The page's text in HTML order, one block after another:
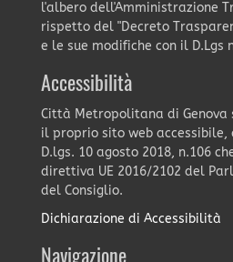
l'albero dell'Amministrazione
rispetto del "Decreto
e le sue modifiche con il D.Lgs
Accessibilità
Città Metropolitana di Genova
il proprio sito web accessibile,
D.lgs. 10 agosto 2018, n.106
direttiva UE 2016/2102 del
del Consiglio.
Dichiarazione di Accessibilità
Navigazione